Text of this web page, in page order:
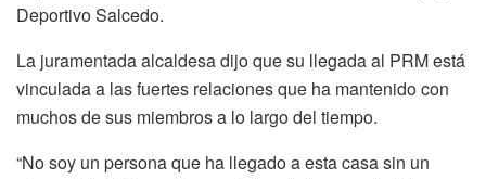
Deportivo Salcedo.
La juramentada alcaldesa dijo que su llegada al PRM está
vinculada a las fuertes relaciones que ha mantenido con
muchos de sus miembros a lo largo del tiempo.
“No soy un persona que ha llegado a esta casa sin un